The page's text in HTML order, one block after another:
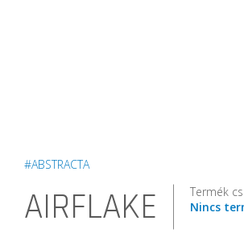
#ABSTRACTA
AIRFLAKE
Termék
Nincs